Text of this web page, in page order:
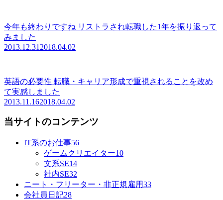
今年も終わりですね リストラされ転職した1年を振り返って
みました
2013.12.31 2018.04.02
英語の必要性 転職・キャリア形成で重視されることを改め
て実感しました
2013.11.162018.04.02
当サイトのコンテンツ
IT系のお仕事56
ゲームクリエイター10
文系SE14
社内SE32
ニート・フリーター・非正規雇用33
会社員日記28